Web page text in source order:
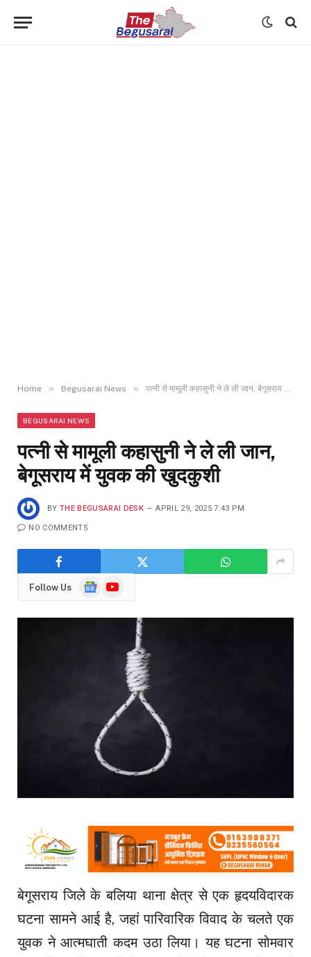
Home » Begusarai News » पत्नी से मामूली कहासुनी ने ले ली जान, बेगूसराय में युवक की खुदकुशी
BEGUSARAI NEWS
पत्नी से मामूली कहासुनी ने ले ली जान,
बेगूसराय में युवक की खुदकुशी
BY THE BEGUSARAI DESK APRIL 29, 2025 7:43 PM
NO COMMENTS
Follow Us
GoogleYouTube
बेगूसराय जिले के बलिया थाना क्षेत्र से एक हृदयविदारक
घटना सामने आई है, जहां पारिवारिक विवाद के चलते एक
युवक ने आत्मघाती कदम उठा लिया। यह घटना सोमवार